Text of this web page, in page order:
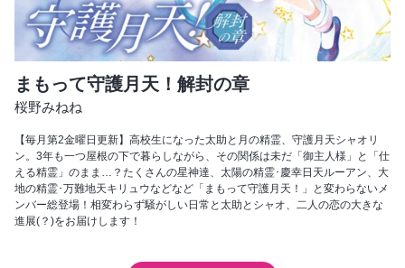
まもって守護月天！解封の章
桜野みねね
【毎月第2金曜日更新】高校生になった太助と月の精霊、守護月天シャオリ
ン。3年も一つ屋根の下で暮らしながら、その関係は未だ「御主人様」と「仕
える精霊」のまま…？たくさんの星神達、太陽の精霊･慶幸日天ルーアン、大
地の精霊･万難地天キリュウなどなど「まもって守護月天！」と変わらないメ
ンバー総登場！相変わらず騒がしい日常と太助とシャオ、二人の恋の大きな
進展(？)をお届けします！